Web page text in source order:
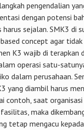
pengendalian
dengan potensi
sejalan. SMK3 di
concept agar
K3 wajib di terapkan
operasi satu-
dalam perusahaan.
yang diambil harus
contoh, saat
maka
tetap mengacu